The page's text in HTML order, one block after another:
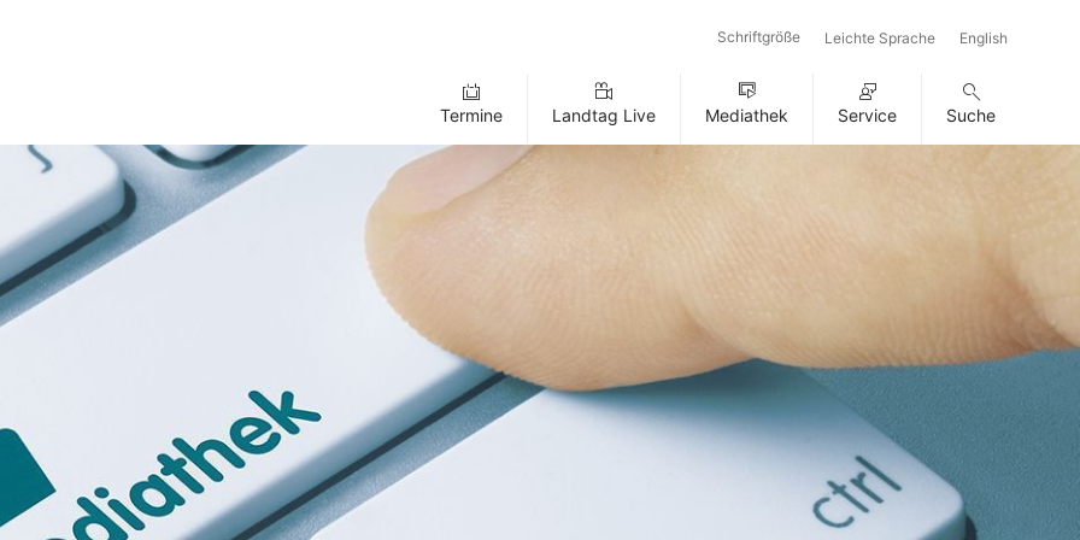
Schriftgröße Leichte Sprache English
Termine Landtag Live Mediathek Service Suche